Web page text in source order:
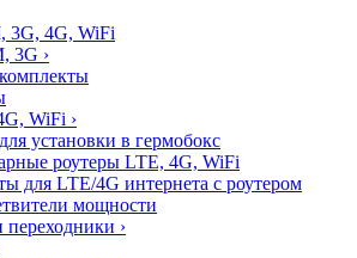
3G, 4G, WiFi
3G ›
WiFi ›
установки в гермобокс
роутеры LTE, 4G, WiFi
для LTE/4G интернета с роутером
мощности
›